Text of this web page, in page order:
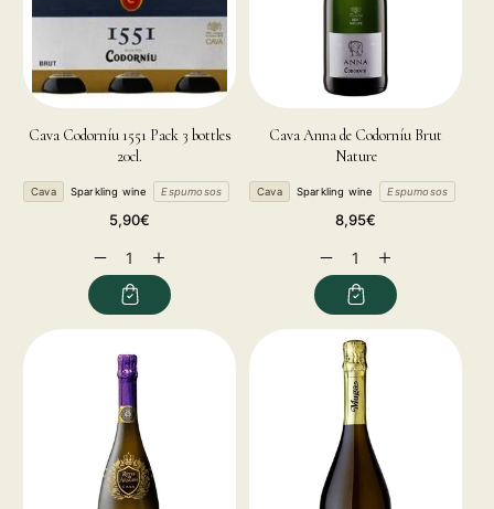
Cava Codorníu 1551 Pack 3 bottles
20cl.
Cava Sparkling wine Espumosos
Regular
5,90€
Decrease
quantity
Increase
quantity
for
Cava Anna de Codorníu Brut
Nature
Cava Sparkling wine Espumosos
Regular
8,95€
Decrease
quantity
Increase
quantity
for